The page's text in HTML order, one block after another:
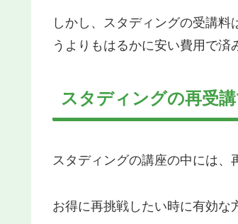
しかし、スタディングの受講
うよりもはるかに安い費用で済
スタディングの再受
スタディングの講座の中には、
お得に再挑戦したい時に有効な